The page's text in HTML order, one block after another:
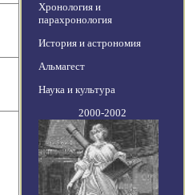
Хронология и
парахронология
История и астрономия
Альмагест
Наука и культура
2000-2002